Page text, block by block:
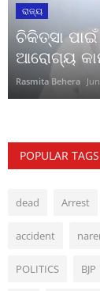
ରାଜ୍ୟ
ଚିକିତ୍ସା
ଆରୋଗ୍ୟ
Rasmita Behera
POPULAR TAGS
dead Arrest
accident
POLITICS BJP